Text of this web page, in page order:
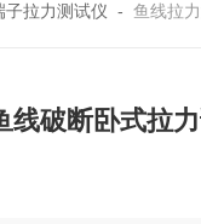
子拉力测试仪 -鱼线拉力测试仪
线破断卧式拉